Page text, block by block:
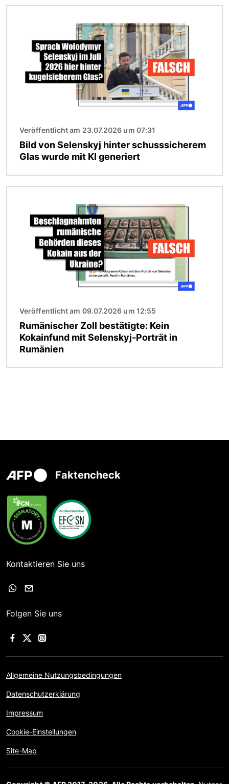
Veröffentlicht am 23.07.2026 um 07:31
Bild von Selenskyj hinter schusssicherem
Glas wurde mit KI generiert
Veröffentlicht am 09.07.2026 um 12:55
Rumänischer Zoll bestätigte: Kein
Kokainfund mit Selenskyj-Porträt in
Rumänien
Faktencheck
Kontaktieren Sie uns
Folgen Sie uns
Allgemeine Nutzungsbedingungen
Datenschutzerklärung
Impressum
Cookie-Einstellungen
Site-Map